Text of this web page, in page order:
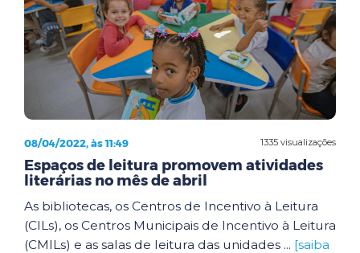
1335 visualizações
08/04/2022, às 11:49
Espaços de leitura promovem atividades
literárias no mês de abril
As bibliotecas, os Centros de Incentivo à Leitura
(CILs), os Centros Municipais de Incentivo à Leitura
(CMILs) e as salas de leitura das unidades ... [saiba